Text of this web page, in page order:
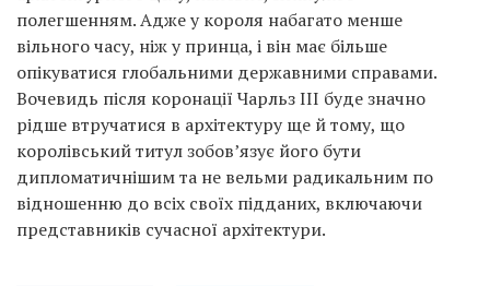
полегшенням. Адже у короля набагато менше
вільного часу, ніж у принца, і він має більше
опікуватися глобальними державними справами.
Вочевидь після коронації Чарльз ІІІ буде значно
рідше втручатися в архітектуру ще й тому, що
королівський титул зобов’язує його бути
дипломатичнішим та не вельми радикальним по
відношенню до всіх своїх підданих, включаючи
представників сучасної архітектури.